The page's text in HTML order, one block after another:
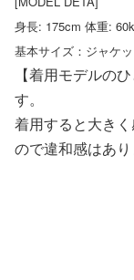
身長: 175cm 体重:
基本サイズ：ジャケ
【着用モデルの
す。
着用すると大き
ので違和感はあり